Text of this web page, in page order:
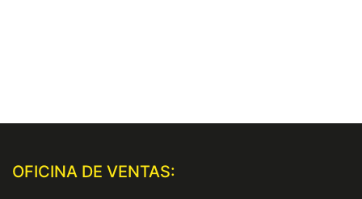
OFICINA DE VENTAS: